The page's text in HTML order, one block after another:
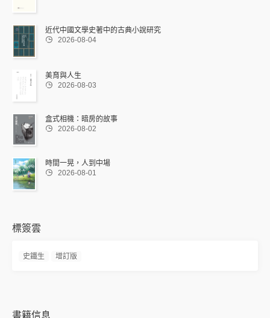
近代中國文學史著中的古典小說研究
 2026-08-04
美育與人生
 2026-08-03
盒式相機：暗房的故事
 2026-08-02
時間一晃，人到中場
 2026-08-01
標簽雲
史鐵生 增訂版
書籍信息